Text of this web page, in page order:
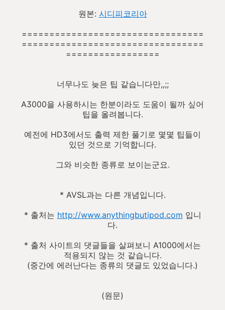
원본: 시디피코리아
=================================
=================================
=================
너무나도 늦은 팁 같습니다만,,;;
A3000을 사용하시는 한분이라도 도움이 될까 싶어
팁을 올려봅니다.
예전에 HD3에서도 출력 제한 풀기로 몇몇 팁들이
있던 것으로 기억합니다.
그와 비슷한 종류로 보이는군요.
* AVSL과는 다른 개념입니다.
* 출처는 http://www.anythingbutipod.com 입니
다.
* 출처 사이트의 댓글들을 살펴보니 A1000에서는
적용되지 않는 것 같습니다.
(중간에 에러난다는 종류의 댓글도 있었습니다.)
(원문)